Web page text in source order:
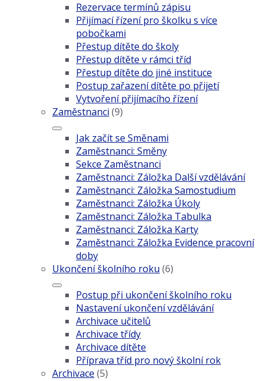
Rezervace termínů zápisu
Přijímací řízení pro školku s více
pobočkami
Přestup dítěte do školy
Přestup dítěte v rámci tříd
Přestup dítěte do jiné instituce
Postup zařazení dítěte po přijetí
Vytvoření přijímacího řízení
Zaměstnanci (9)
Jak začít se Směnami
Zaměstnanci: Směny
Sekce Zaměstnanci
Zaměstnanci: Záložka Další vzdělávání
Zaměstnanci: Záložka Samostudium
Zaměstnanci: Záložka Úkoly
Zaměstnanci: Záložka Tabulka
Zaměstnanci: Záložka Karty
Zaměstnanci: Záložka Evidence pracovní
doby
Ukončení školního roku (6)
Postup při ukončení školního roku
Nastavení ukončení vzdělávání
Archivace učitelů
Archivace třídy
Archivace dítěte
Příprava tříd pro nový školní rok
Archivace (5)